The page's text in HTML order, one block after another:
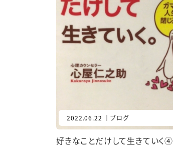
2022.06.22 ｜ ブログ
好きなことだけして生きていく④